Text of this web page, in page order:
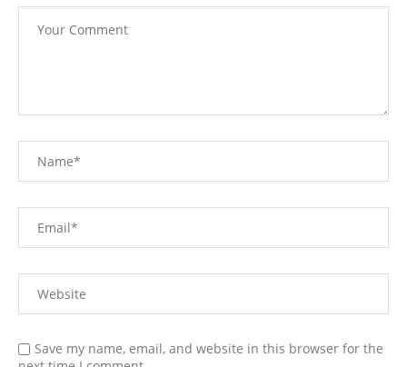
Save my name, email, and website in this browser for the